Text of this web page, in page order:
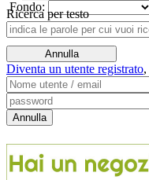
Fondo:
Ricerca per testo
Diventa un utente registrato,